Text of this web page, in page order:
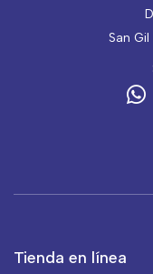
San
Tienda en línea